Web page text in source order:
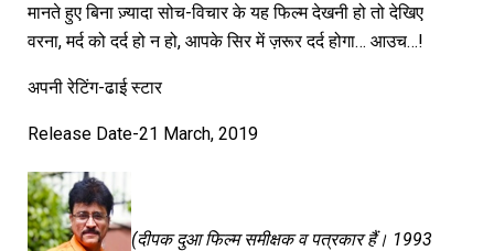
मानते हुए बिना ज़्यादा सोच-विचार के यह फिल्म देखनी हो तो देखिए
वरना, मर्द को दर्द हो न हो, आपके सिर में ज़रूर दर्द होगा… आउच…!
अपनी रेटिंग-ढाई स्टार
Release Date-21 March, 2019
(दीपक दुआ फिल्म समीक्षक व पत्रकार हैं। 1993